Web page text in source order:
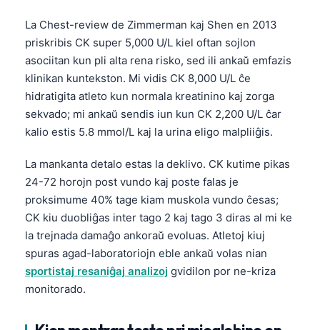
La Chest-review de Zimmerman kaj Shen en 2013
priskribis CK super 5,000 U/L kiel oftan sojlon
asociitan kun pli alta rena risko, sed ili ankaŭ emfazis
klinikan kuntekston. Mi vidis CK 8,000 U/L ĉe
hidratigita atleto kun normala kreatinino kaj zorga
sekvado; mi ankaŭ sendis iun kun CK 2,200 U/L ĉar
kalio estis 5.8 mmol/L kaj la urina eligo malpliiĝis.
La mankanta detalo estas la deklivo. CK kutime pikas
24-72 horojn post vundo kaj poste falas je
proksimume 40% tage kiam muskola vundo ĉesas;
CK kiu duobliĝas inter tago 2 kaj tago 3 diras al mi ke
la trejnada damaĝo ankoraŭ evoluas. Atletoj kiuj
spuras agad-laboratoriojn eble ankaŭ volas nian
sportistaj resaniĝaj analizoj gvidilon por ne-kriza
monitorado.